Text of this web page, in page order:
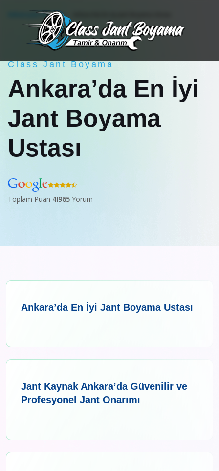
Ankara Jant Boyama
Class Jant Boyama
Ankara’da En İyi
Jant Boyama
Ustası
Toplam Puan 4.965 Yorum
Ankara’da En İyi Jant Boyama Ustası
Jant Kaynak Ankara’da Güvenilir ve
Profesyonel Jant Onarımı